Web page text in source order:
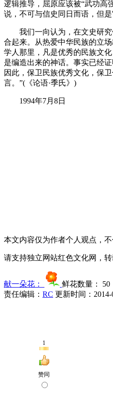
逻辑推导，屈原应该被“武功高
说，不可与信史同日而语，但
我们一向认为，在文史研究
合起来。从热爱中华民族的立
学人那里，凡是优秀的民族文
是编造出来的神话。事实已经
因此，保卫民族优秀文化，保
言。”(《论语·季氏》)
1994年7月8日
本文内容仅为作者个人观点，不
请支持独立网站红色文化网，
献一朵花： 鲜花数量： 50
责任编辑： RC 更新时间：2014-